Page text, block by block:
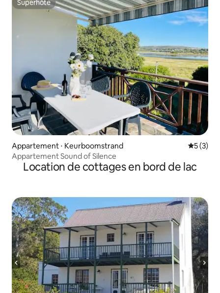
Superhôte
Superhôte
Appartement ⋅ Keurboomstrand
5 (3)
Appartement Sound of Silence
Location de cottages en bord de lac